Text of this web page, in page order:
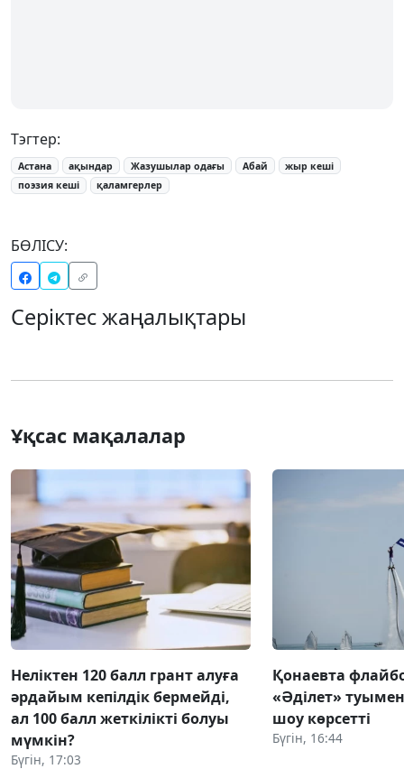
Тэгтер:
Астана ақындар Жазушылар одағы Абай
жыр кеші
поэзия кеші
қаламгерлер
БӨЛІСУ:
Серіктес жаңалықтары
Ұқсас мақалалар
Неліктен 120 балл грант алуға
әрдайым кепілдік бермейді,
ал 100 балл жеткілікті болуы
мүмкін?
Бүгін, 17:03
Қонаевта
«Әділет» туымен
шоу көрсетті
Бүгін, 16:44